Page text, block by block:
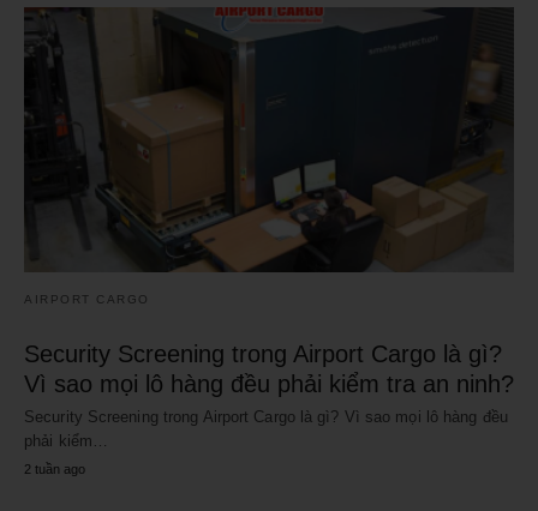
AIRPORT CARGO
Security Screening trong Airport Cargo là gì?
Vì sao mọi lô hàng đều phải kiểm tra an ninh?
Security Screening trong Airport Cargo là gì? Vì sao mọi lô hàng đều
phải kiểm…
2 tuần ago